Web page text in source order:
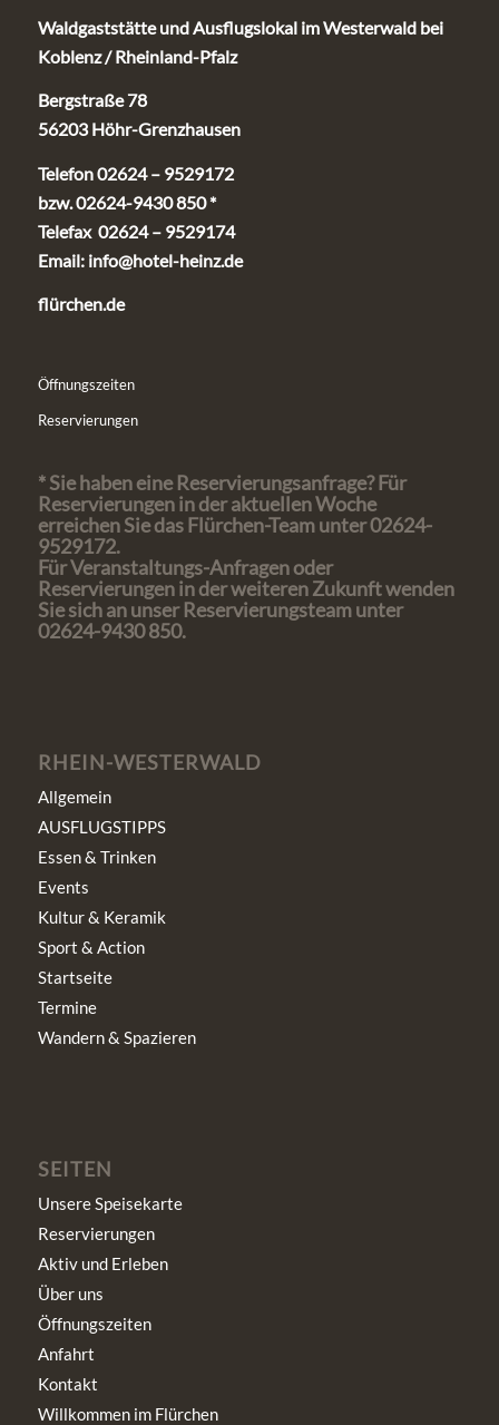
Waldgaststätte und Ausflugslokal im Westerwald bei
Koblenz / Rheinland-Pfalz
Bergstraße 78
56203 Höhr-Grenzhausen
Telefon 02624 – 9529172
bzw. 02624-9430 850 *
Telefax 02624 – 9529174
Email: info@hotel-heinz.de
flürchen.de
Öffnungszeiten
Reservierungen
* Sie haben eine Reservierungsanfrage? Für
Reservierungen in der aktuellen Woche
erreichen Sie das Flürchen-Team unter 02624-
9529172.
Für Veranstaltungs-Anfragen oder
Reservierungen in der weiteren Zukunft wenden
Sie sich an unser Reservierungsteam unter
02624-9430 850.
RHEIN-WESTERWALD
Allgemein
AUSFLUGSTIPPS
Essen & Trinken
Events
Kultur & Keramik
Sport & Action
Startseite
Termine
Wandern & Spazieren
SEITEN
Unsere Speisekarte
Reservierungen
Aktiv und Erleben
Über uns
Öffnungszeiten
Anfahrt
Kontakt
Willkommen im Flürchen